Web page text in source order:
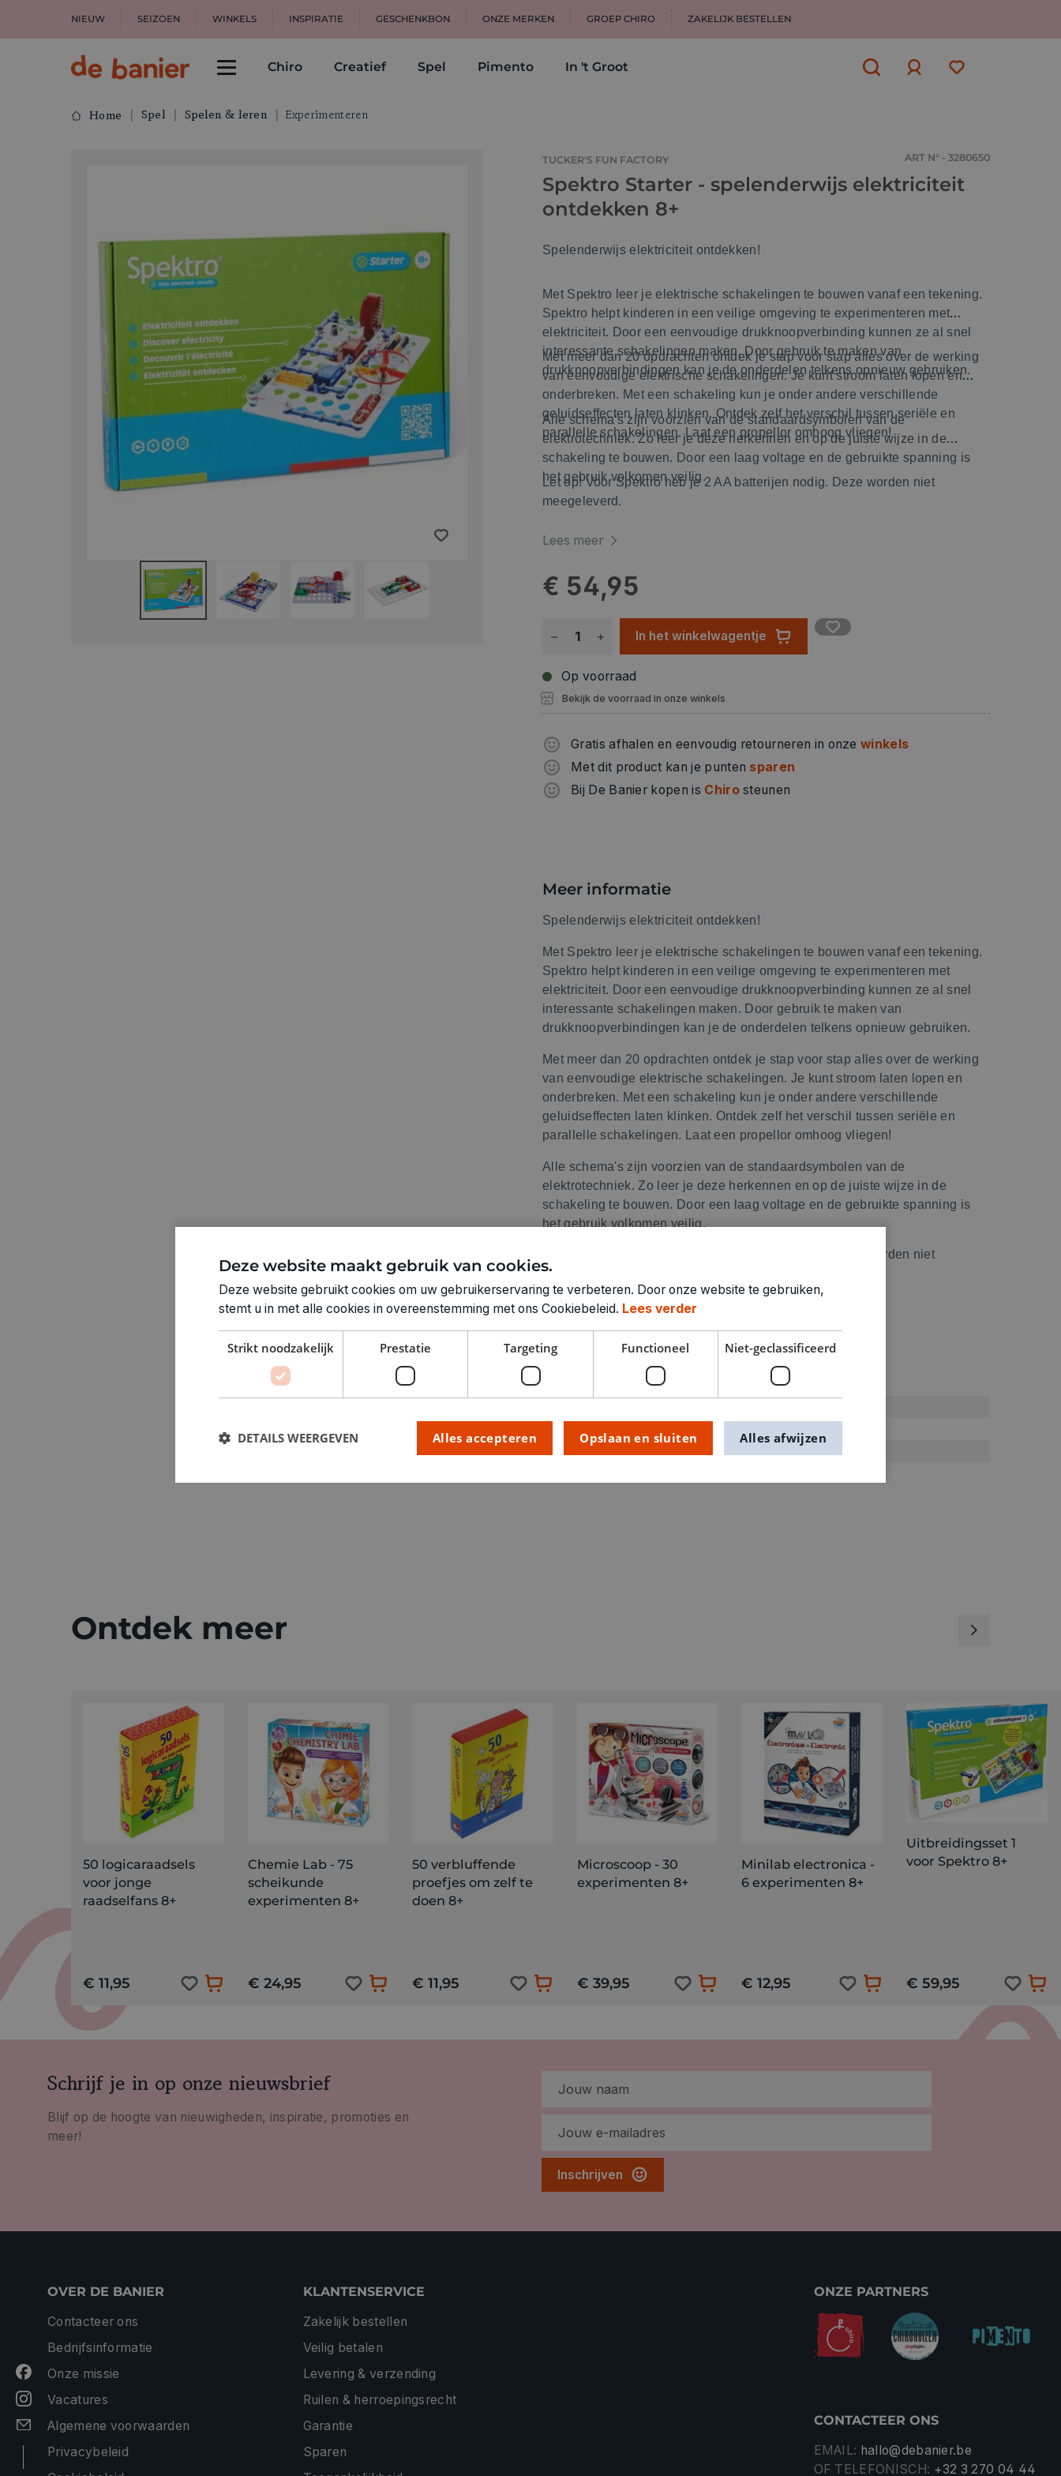
NIEUW SEIZOEN WINKELS INSPIRATIE GESCHENKBON ONZE MERKEN GROEP CHIRO ZAKELIJK BESTELLEN
Chiro Creatief Spel Pimento In 't Groot
Home Spel Spelen & leren Experimenteren
TUCKER'S FUN FACTORY ART N° - 3280650
Spektro Starter - spelenderwijs elektriciteit
ontdekken 8+
Spelenderwijs elektriciteit ontdekken!
Met Spektro leer je elektrische schakelingen te bouwen vanaf een tekening.
Spektro helpt kinderen in een veilige omgeving te experimenteren met
elektriciteit. Door een eenvoudige drukknoopverbinding kunnen ze al snel
interessante schakelingen maken. Door gebruik te maken van
drukknoopverbindingen kan je de onderdelen telkens opnieuw gebruiken.
Met meer dan 20 opdrachten ontdek je stap voor stap alles over de werking
van eenvoudige elektrische schakelingen. Je kunt stroom laten lopen en
onderbreken. Met een schakeling kun je onder andere verschillende
geluidseffecten laten klinken. Ontdek zelf het verschil tussen seriële en
parallelle schakelingen. Laat een propellor omhoog vliegen!
Alle schema's zijn voorzien van de standaardsymbolen van de
elektrotechniek. Zo leer je deze herkennen en op de juiste wijze in de
schakeling te bouwen. Door een laag voltage en de gebruikte spanning is
het gebruik volkomen veilig.
Let op!Voor Spektro heb je 2 AA batterijen nodig. Deze worden niet
meegeleverd.
Lees meer
€ 54,95
In het winkelwagentje
Op voorraad
Bekijk de voorraad in onze winkels
Gratis afhalen en eenvoudig retourneren in onzewinkels
Met dit product kan je punten sparen
Bij De Banier kopen is Chirosteunen
Meer informatie
Spelenderwijs elektriciteit ontdekken!
Met Spektro leer je elektrische schakelingen te bouwen vanaf een tekening.
Spektro helpt kinderen in een veilige omgeving te experimenteren met
elektriciteit. Door een eenvoudige drukknoopverbinding kunnen ze al snel
interessante schakelingen maken. Door gebruik te maken van
drukknoopverbindingen kan je de onderdelen telkens opnieuw gebruiken.
Met meer dan 20 opdrachten ontdek je stap voor stap alles over de werking
van eenvoudige elektrische schakelingen. Je kunt stroom laten lopen en
onderbreken. Met een schakeling kun je onder andere verschillende
geluidseffecten laten klinken. Ontdek zelf het verschil tussen seriële en
parallelle schakelingen. Laat een propellor omhoog vliegen!
Alle schema's zijn voorzien van de standaardsymbolen van de
elektrotechniek. Zo leer je deze herkennen en op de juiste wijze in de
schakeling te bouwen. Door een laag voltage en de gebruikte spanning is
het gebruik volkomen veilig.
Voor Spektro heb je 2 AA batterijen nodig. Deze worden niet
meegeleverd.
Technische specificaties
3280650
Ontdek meer
50 logicaraadsels
voor jonge
raadselfans 8+
€ 11,95
Chemie Lab - 75
scheikunde
experimenten 8+
€ 24,95
50 verbluffende
proefjes om zelf te
doen 8+
€ 11,95
Microscoop - 30
experimenten 8+
€ 39,95
Minilab electronica -
6 experimenten 8+
€ 12,95
Uitbreidingsset 1
voor Spektro 8+
€ 59,95
Schrijf je in op onze nieuwsbrief
Blijf op de hoogte van nieuwigheden, inspiratie, promoties en
meer!
Inschrijven
OVER DE BANIER
Contacteer ons
Bedrijfsinformatie
Onze missie
Vacatures
Algemene voorwaarden
Privacybeleid
KLANTENSERVICE
Zakelijk bestellen
Veilig betalen
Levering & verzending
Ruilen & herroepingsrecht
Garantie
Sparen
ONZE PARTNERS
CONTACTEER ONS
EMAIL: hallo@debanier.be
OF TELEFONISCH: +32 3 270 04 44
Deze website maakt gebruik van cookies.
Deze website gebruikt cookies om uw gebruikerservaring te verbeteren. Door onze website te gebruiken,
stemt u in met alle cookies in overeenstemming met ons Cookiebeleid. Lees verder
Strikt noodzakelijk Prestatie Targeting Functioneel Niet-geclassificeerd
Opslaan en sluiten
Alles accepteren Alles afwijzen
DETAILS WEERGEVEN